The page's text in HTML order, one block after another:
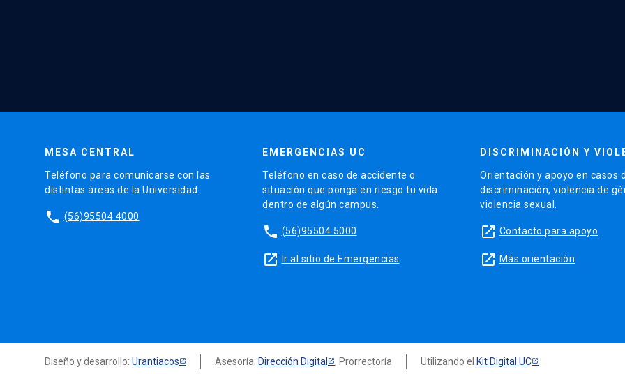
MESA CENTRAL
Teléfono para comunicarse con las
distintas áreas de la Universidad.
phone (56)95504 4000
EMERGENCIAS UC
Teléfono en caso de accidente o
situación que ponga en riesgo tu vida
dentro de algún campus.
phone (56)95504 5000
launch Ir al sitio de Emergencias
DISCRIMINACIÓN Y
Orientación y apoyo en casos
discriminación, violencia de
violencia sexual.
launch Contacto para apoyo
launch Más orientación
Diseño y desarrollo: Urantiacos Asesoría: Dirección Digital , Prorrectoría Utilizando el Kit Digital UC